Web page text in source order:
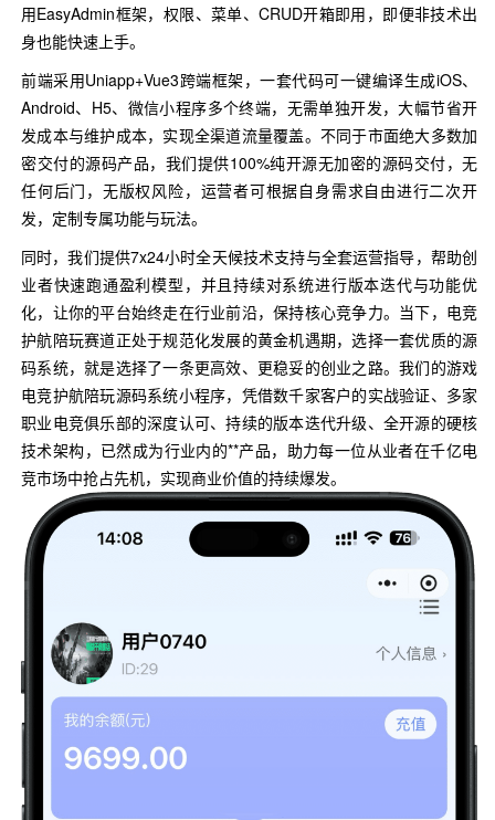
用EasyAdmin框架，权限、菜单、CRUD开箱即用，即便非技术出
身也能快速上手。
前端采用Uniapp+Vue3跨端框架，一套代码可一键编译生成iOS、
Android、H5、微信小程序多个终端，无需单独开发，大幅节省开
发成本与维护成本，实现全渠道流量覆盖。不同于市面绝大多数加
密交付的源码产品，我们提供100%纯开源无加密的源码交付，无
任何后门，无版权风险，运营者可根据自身需求自由进行二次开
发，定制专属功能与玩法。
同时，我们提供7x24小时全天候技术支持与全套运营指导，帮助创
业者快速跑通盈利模型，并且持续对系统进行版本迭代与功能优
化，让你的平台始终走在行业前沿，保持核心竞争力。当下，电竞
护航陪玩赛道正处于规范化发展的黄金机遇期，选择一套优质的源
码系统，就是选择了一条更高效、更稳妥的创业之路。我们的游戏
电竞护航陪玩源码系统小程序，凭借数千家客户的实战验证、多家
职业电竞俱乐部的深度认可、持续的版本迭代升级、全开源的硬核
技术架构，已然成为行业内的**产品，助力每一位从业者在千亿电
竞市场中抢占先机，实现商业价值的持续爆发。